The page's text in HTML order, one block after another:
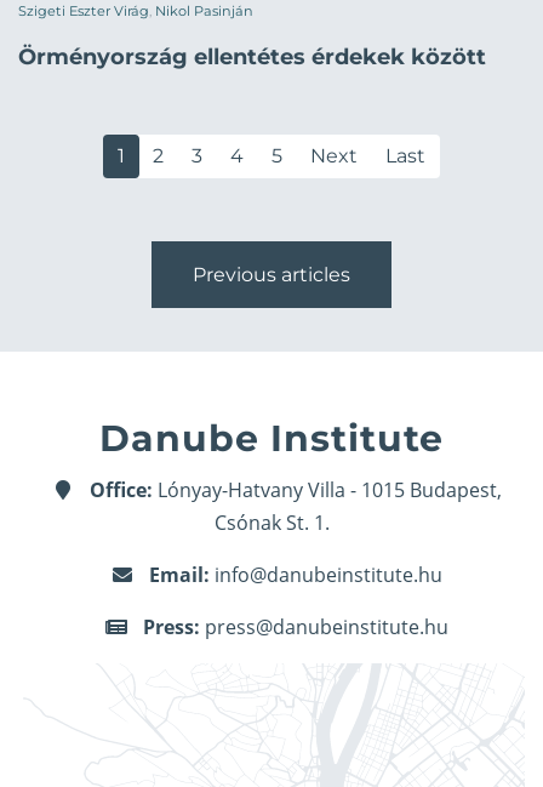
Szigeti Eszter Virág, Nikol Pasinján
Örményország ellentétes érdekek között
1 2 3 4 5 Next Last
Previous articles
Danube Institute
Office: Lónyay-Hatvany Villa - 1015 Budapest,
Csónak St. 1.
Email: info@danubeinstitute.hu
Press: press@danubeinstitute.hu